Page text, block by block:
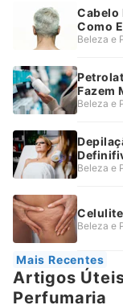
Cabelo
Como
Beleza e
Fazem
Beleza e
Beleza e
Beleza e
Mais Recentes
Artigos
Perfumaria